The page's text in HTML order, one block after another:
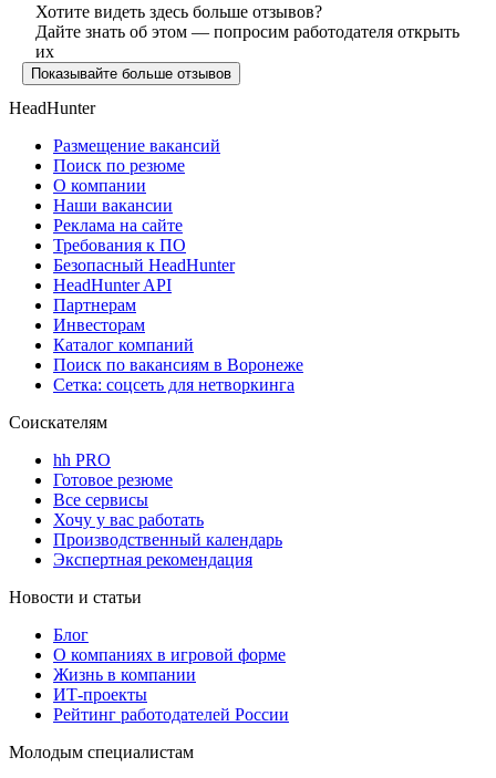
Хотите видеть здесь больше отзывов?
Дайте знать об этом — попросим работодателя открыть
их
Показывайте больше отзывов
HeadHunter
Размещение вакансий
Поиск по резюме
О компании
Наши вакансии
Реклама на сайте
Требования к ПО
Безопасный HeadHunter
HeadHunter API
Партнерам
Инвесторам
Каталог компаний
Поиск по вакансиям в Воронеже
Сетка: соцсеть для нетворкинга
Соискателям
hh PRO
Готовое резюме
Все сервисы
Хочу у вас работать
Производственный календарь
Экспертная рекомендация
Новости и статьи
Блог
О компаниях в игровой форме
Жизнь в компании
ИТ-проекты
Рейтинг работодателей России
Молодым специалистам